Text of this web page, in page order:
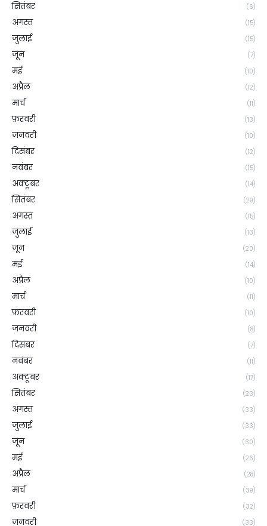
सितंबर (6)
अगस्त (15)
जुलाई (15)
जून (7)
मई (10)
अप्रैल (12)
मार्च (11)
फ़रवरी (13)
जनवरी (10)
दिसंबर (12)
नवंबर (15)
अक्टूबर (14)
सितंबर (29)
अगस्त (15)
जुलाई (13)
जून (20)
मई (14)
अप्रैल (10)
मार्च (11)
फ़रवरी (10)
जनवरी (8)
दिसंबर (7)
नवंबर (11)
अक्टूबर (17)
सितंबर (23)
अगस्त (33)
जुलाई (33)
जून (30)
मई (26)
अप्रैल (28)
मार्च (39)
फ़रवरी (32)
जनवरी (33)